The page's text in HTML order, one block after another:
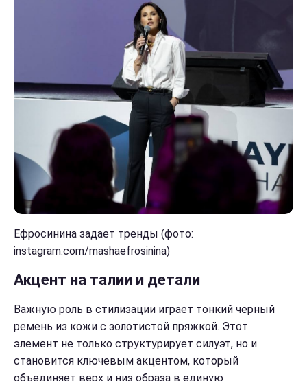
Ефросинина задает тренды (фото:
instagram.com/mashaefrosinina)
Акцент на талии и детали
Важную роль в стилизации играет тонкий черный
ремень из кожи с золотистой пряжкой. Этот
элемент не только структурирует силуэт, но и
становится ключевым акцентом, который
объединяет верх и низ образа в единую